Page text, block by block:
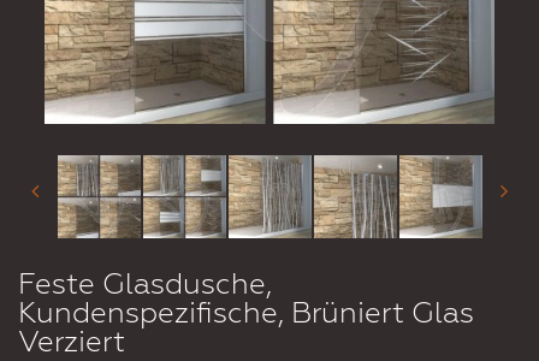
Feste Glasdusche,
Kundenspezifische, Brüniert Glas
Verziert